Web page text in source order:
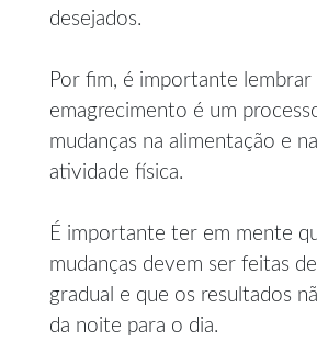
desejados.
Por fim, é importante lembrar
emagrecimento é um
mudanças na alimentação e
atividade física.
É importante ter em mente
mudanças devem ser feitas
gradual e que os resultados
da noite para o dia.